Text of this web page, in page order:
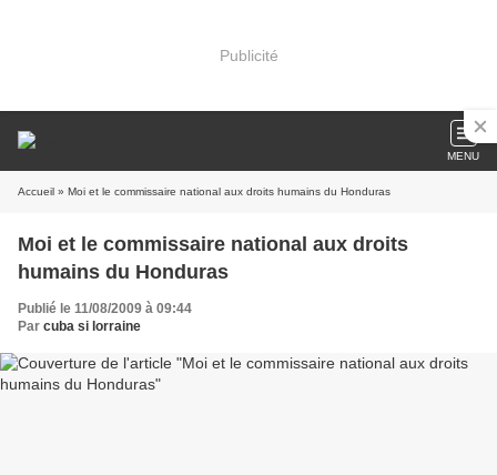
Publicité
MENU
Accueil » Moi et le commissaire national aux droits humains du Honduras
Moi et le commissaire national aux droits
humains du Honduras
Publié le 11/08/2009 à 09:44
Par cuba si lorraine